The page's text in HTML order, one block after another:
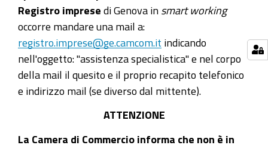
Registro imprese di Genova in smart working
occorre mandare una mail a:
registro.imprese@ge.camcom.it indicando
nell'oggetto: "assistenza specialistica" e nel corpo
della mail il quesito e il proprio recapito telefonico
e indirizzo mail (se diverso dal mittente).
ATTENZIONE
La Camera di Commercio informa che non è in